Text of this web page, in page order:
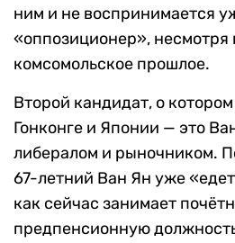
ним и не воспринимается
«оппозиционер», несмотря
комсомольское прошлое.
Второй кандидат, о
Гонконге и Японии — это
либералом и рыночником.
67-летний Ван Ян уже
как сейчас занимает
предпенсионную